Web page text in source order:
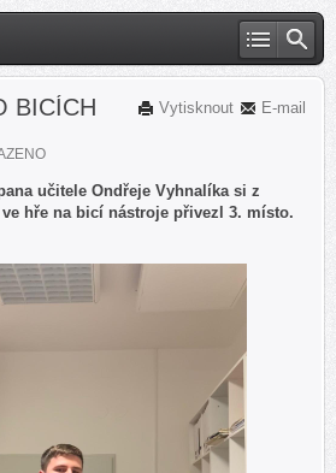
E-mail
Vytisknout
BICÍCH
učitele Ondřeje Vyhnalíka si z
hře na bicí nástroje přivezl 3. místo.